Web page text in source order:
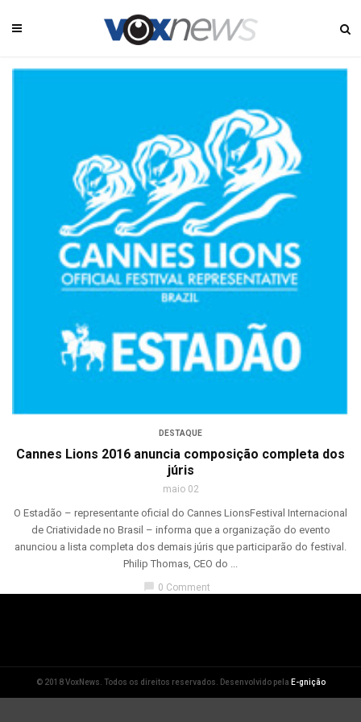
DESTAQUE
Cannes Lions 2016 anuncia composição completa dos
júris
maio 02
O Estadão – representante oficial do Cannes LionsFestival Internacional
de Criatividade no Brasil – informa que a organização do evento
anunciou a lista completa dos demais júris que participarão do festival.
Philip Thomas, CEO do ...
chat_bubble 0 Comment
© 2018 VoxNews. Todos os direitos reservados. Desenvolvido pela E-gnição